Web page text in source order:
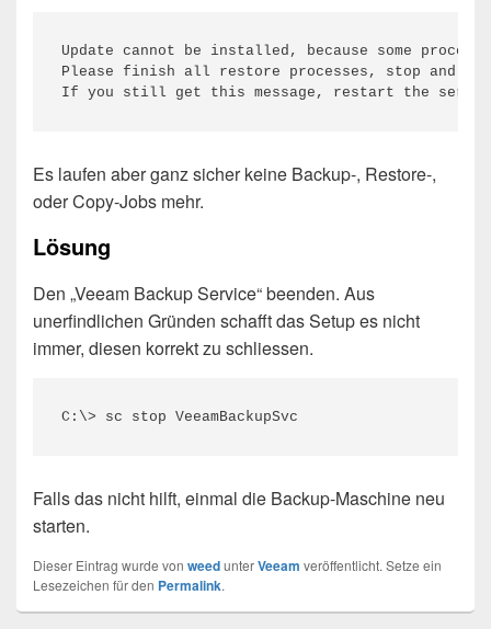
Update cannot be installed, because some
Please finish all restore processes, stop and
If you still get this message, restart the
Es laufen aber ganz sicher keine Backup-, Restore-,
oder Copy-Jobs mehr.
Lösung
Den „Veeam Backup Service“ beenden. Aus
unerfindlichen Gründen schafft das Setup es nicht
immer, diesen korrekt zu schliessen.
C:\> sc stop VeeamBackupSvc
Falls das nicht hilft, einmal die Backup-Maschine neu
starten.
Dieser Eintrag wurde von weedunterVeeam veröffentlicht. Setze ein
Lesezeichen für den Permalink.